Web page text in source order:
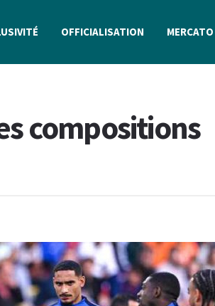
OFFICIALISATION MERCATO
compositions